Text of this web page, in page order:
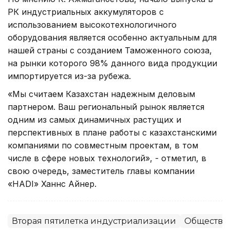
РК индустриальных аккумуляторов с
использованием высокотехнологичного
оборудования является особенно актуальным для
нашей страны с созданием Таможенного союза,
на рынки которого 98% данного вида продукции
импортируется из-за рубежа.
«Мы считаем Казахстан надежным деловым
партнером. Ваш региональный рынок является
одним из самых динамичных растущих и
перспективных в плане работы с казахстанскими
компаниями по совместным проектам, в том
числе в сфере новых технологий», - отметил, в
свою очередь, заместитель главы компании
«HADI» Ханнс Айнер.
Вторая пятилетка индустриализации Общество